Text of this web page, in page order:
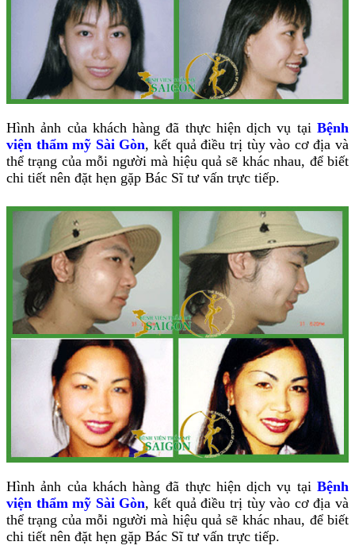
Hình ảnh của khách hàng đã thực hiện dịch vụ tại Bệnh
viện thẩm mỹ Sài Gòn, kết quả điều trị tùy vào cơ địa và
thể trạng của mỗi người mà hiệu quả sẽ khác nhau, để biết
chi tiết nên đặt hẹn gặp Bác Sĩ tư vấn trực tiếp.
Hình ảnh của khách hàng đã thực hiện dịch vụ tại Bệnh
viện thẩm mỹ Sài Gòn, kết quả điều trị tùy vào cơ địa và
thể trạng của mỗi người mà hiệu quả sẽ khác nhau, để biết
chi tiết nên đặt hẹn gặp Bác Sĩ tư vấn trực tiếp.